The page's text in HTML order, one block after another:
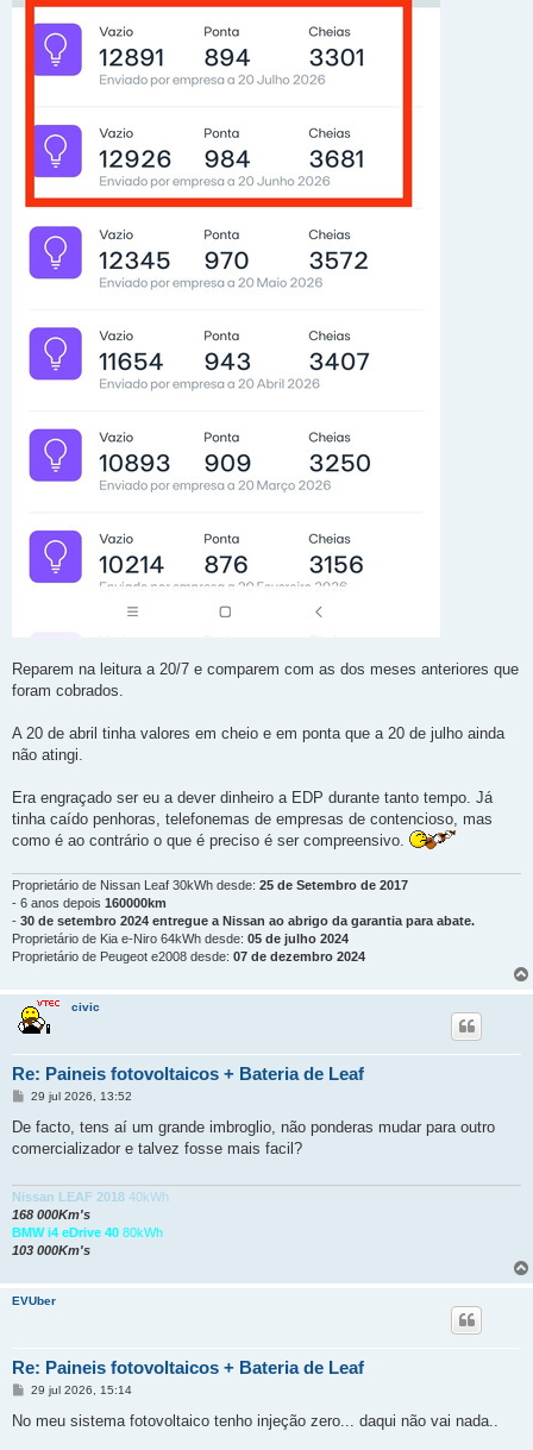
Reparem na leitura a 20/7 e comparem com as dos meses anteriores que
foram cobrados.
A 20 de abril tinha valores em cheio e em ponta que a 20 de julho ainda
não atingi.
Era engraçado ser eu a dever dinheiro a EDP durante tanto tempo. Já
tinha caído penhoras, telefonemas de empresas de contencioso, mas
como é ao contrário o que é preciso é ser compreensivo.
Proprietário de Nissan Leaf 30kWh desde: 25 de Setembro de 2017
- 6 anos depois 160000km
- 30 de setembro 2024 entregue a Nissan ao abrigo da garantia para abate.
Proprietário de Kia e-Niro 64kWh desde: 05 de julho 2024
Proprietário de Peugeot e2008 desde: 07 de dezembro 2024
civic
Re: Paineis fotovoltaicos + Bateria de Leaf
M
n
a
m
29 jul 2026, 13:52
De facto, tens aí um grande imbroglio, não ponderas mudar para outro
comercializador e talvez fosse mais facil?
Nissan LEAF 2018 40kWh
168 000Km's
BMW i4 eDrive 40 80kWh
103 000Km's
EVUber
Re: Paineis fotovoltaicos + Bateria de Leaf
M
n
29 jul 2026, 15:14
No meu sistema fotovoltaico tenho injeção zero... daqui não vai nada..